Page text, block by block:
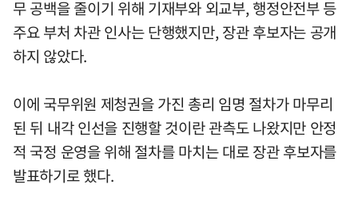
무 공백을 줄이기 위해 기재부와 외교부, 행정안전부 등
주요 부처 차관 인사는 단행했지만, 장관 후보자는 공개
하지 않았다.
이에 국무위원 제청권을 가진 총리 임명 절차가 마무리
된 뒤 내각 인선을 진행할 것이란 관측도 나왔지만 안정
적 국정 운영을 위해 절차를 마치는 대로 장관 후보자를
발표하기로 했다.